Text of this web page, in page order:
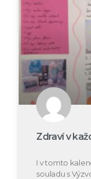
Zdraví v
I v tomto
souladu s